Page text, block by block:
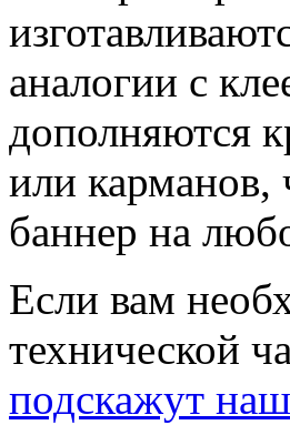
аналогии с
дополняются
или карманов,
баннер на
Если вам
технической
подскажут